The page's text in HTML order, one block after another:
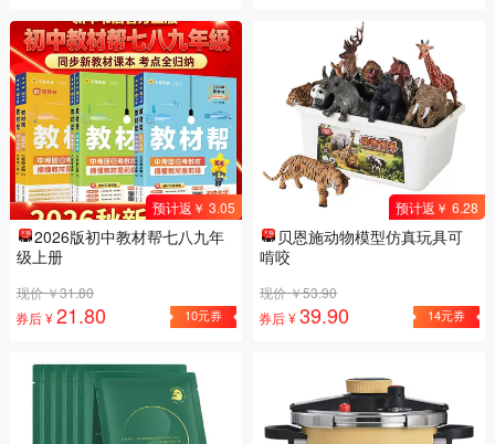
预计返￥ 3.05
2026版初中教材帮七八九年
级上册
现价 ￥31.80
券后 ¥21.80 10元券
预计返￥ 6.28
贝恩施动物模型仿真玩具可
啃咬
现价 ￥53.90
券后 ¥39.90 14元券